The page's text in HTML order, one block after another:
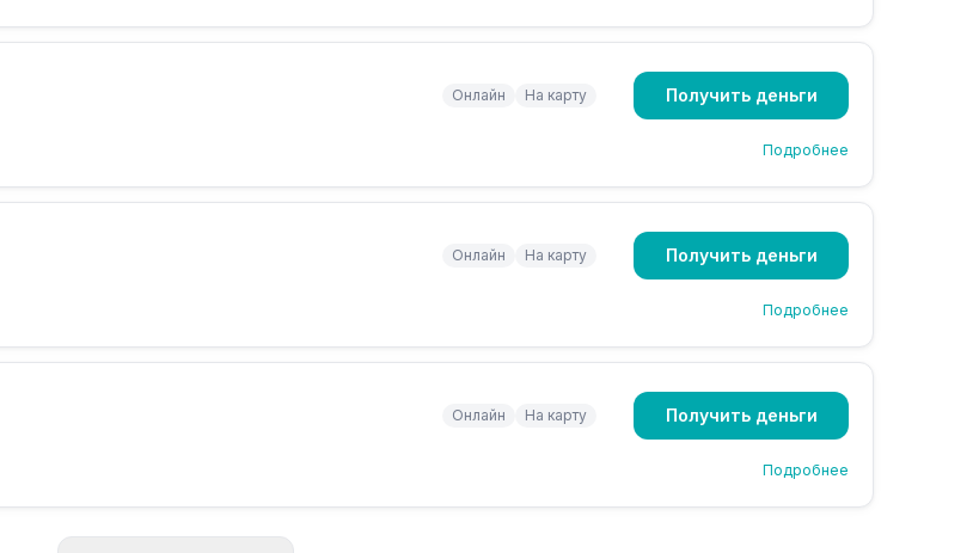
Онлайн На карту Получить деньги
Подробнее
Онлайн На карту Получить деньги
Подробнее
Онлайн На карту Получить деньги
Подробнее